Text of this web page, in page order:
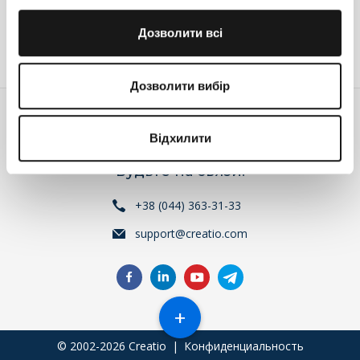
Дозволити всі
Дозволити вибір
Відхилити
зарегистрируйтесь, что бы комментировать
Будьте на связи!
+38 (044) 363-31-33
support@creatio.com
© 2002-2026 Creatio | Конфиденциальность
+